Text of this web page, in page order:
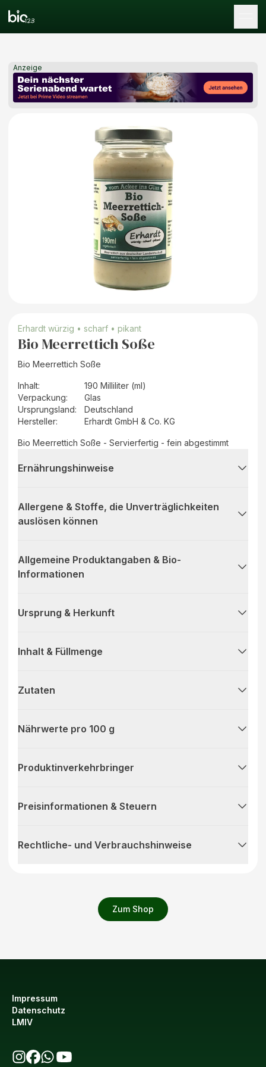
Anzeige
Zum Shop
Erhardt würzig • scharf • pikant
Bio Meerrettich Soße
Bio Meerrettich Soße
Inhalt:
190 Milliliter (ml)
Verpackung:
Glas
Ursprungsland:
Deutschland
Hersteller: Erhardt GmbH & Co. KG
Bio Meerrettich Soße - Servierfertig - fein abgestimmt
Ernährungshinweise
Allergene & Stoffe, die Unverträglichkeiten
auslösen können
Allgemeine Produktangaben & Bio-
Informationen
Ursprung & Herkunft
Inhalt & Füllmenge
Zutaten
Nährwerte pro 100 g
Produktinverkehrbringer
Preisinformationen & Steuern
Rechtliche- und Verbrauchshinweise
Impressum
Datenschutz
LMIV